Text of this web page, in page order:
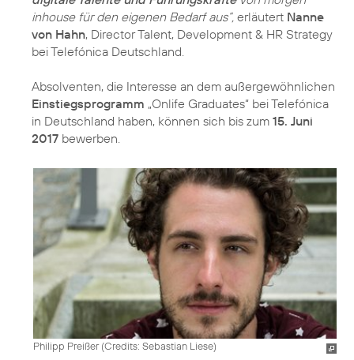
inhouse für den eigenen Bedarf aus“, erläutert Nanne
von Hahn, Director Talent, Development & HR Strategy
bei Telefónica Deutschland.
Absolventen, die Interesse an dem außergewöhnlichen
Einstiegsprogramm „Onlife Graduates“ bei Telefónica
in Deutschland haben, können sich bis zum 15. Juni
2017 bewerben.
Philipp Preißer (Credits: Sebastian Liese)